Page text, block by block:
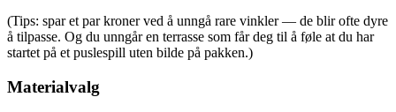
(Tips: spar et par kroner ved å unngå rare vinkler — de blir ofte dyre
å tilpasse. Og du unngår en terrasse som får deg til å føle at du har
startet på et puslespill uten bilde på pakken.)
Materialvalg